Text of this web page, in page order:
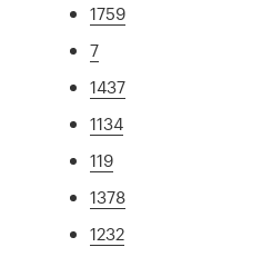
1759
7
1437
1134
119
1378
1232